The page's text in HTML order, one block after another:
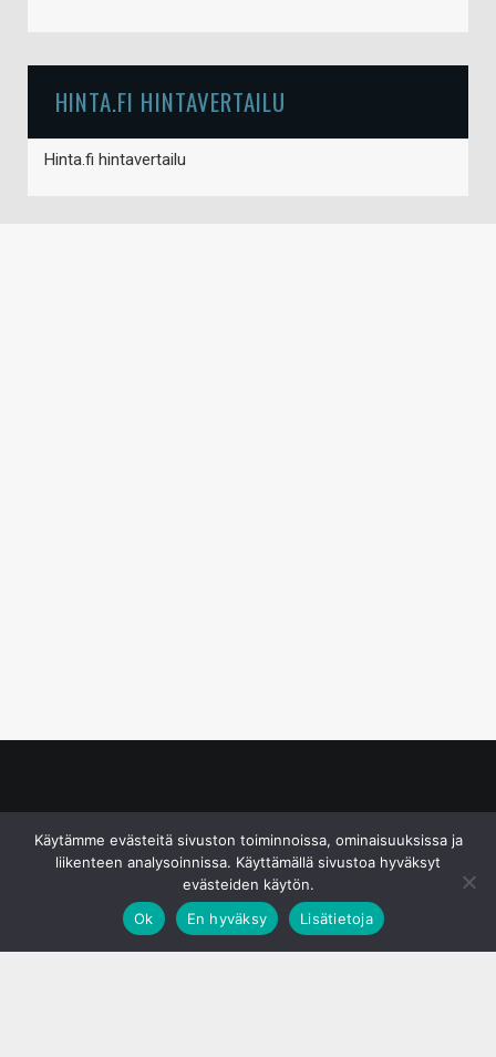
HINTA.FI HINTAVERTAILU
Hinta.fi hintavertailu
Käytämme evästeitä sivuston toiminnoissa, ominaisuuksissa ja
liikenteen analysoinnissa. Käyttämällä sivustoa hyväksyt
evästeiden käytön.
Ok
En hyväksy Lisätietoja